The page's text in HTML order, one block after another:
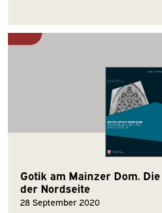
Gotik am Mainzer Dom.
der Nordseite
28 September 2020